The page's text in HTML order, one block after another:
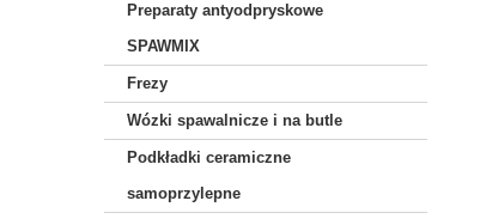
Preparaty antyodpryskowe
SPAWMIX
Frezy
Wózki spawalnicze i na butle
Podkładki ceramiczne
samoprzylepne